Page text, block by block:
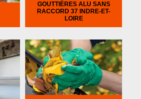
GOUTTIÈRES ALU SANS
RACCORD 37 INDRE-ET-
LOIRE